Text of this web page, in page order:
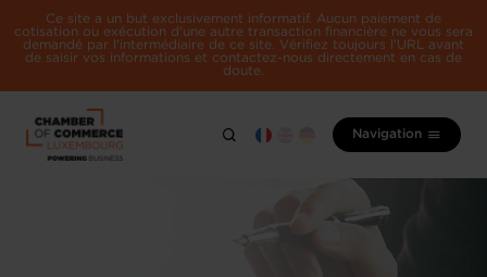
Ce site a un but exclusivement informatif. Aucun paiement de
cotisation ou exécution d'une autre transaction financière ne vous sera
demandé par l'intermédiaire de ce site. Vérifiez toujours l'URL avant
de saisir vos informations et contactez-nous directement en cas de
doute.
Navigation